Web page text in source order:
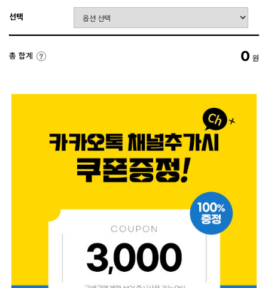
선택
총 합계 0 원